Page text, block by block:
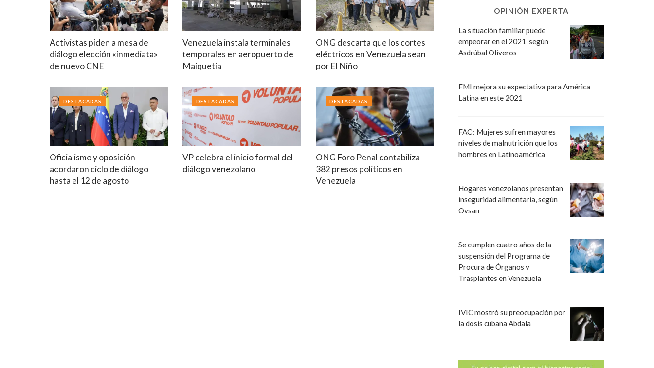
Activistas piden a mesa de
diálogo elección «inmediata»
de nuevo CNE
Venezuela instala terminales
temporales en aeropuerto de
Maiquetía
ONG descarta que los cortes
eléctricos en Venezuela sean
por El Niño
Oficialismo y oposición
acordaron ciclo de diálogo
hasta el 12 de agosto
DESTACADAS
VP celebra el inicio formal del
diálogo venezolano
DESTACADAS
ONG Foro Penal contabiliza
382 presos políticos en
Venezuela
DESTACADAS
OPINIÓN EXPERTA
La situación familiar puede
empeorar en el 2021, según
Asdrúbal Oliveros
FMI mejora su expectativa para América
Latina en este 2021
FAO: Mujeres sufren mayores
niveles de malnutrición que los
hombres en Latinoamérica
Hogares venezolanos presentan
inseguridad alimentaria, según
Ovsan
Se cumplen cuatro años de la
suspensión del Programa de
Procura de Órganos y
Trasplantes en Venezuela
IVIC mostró su preocupación por
la dosis cubana Abdala